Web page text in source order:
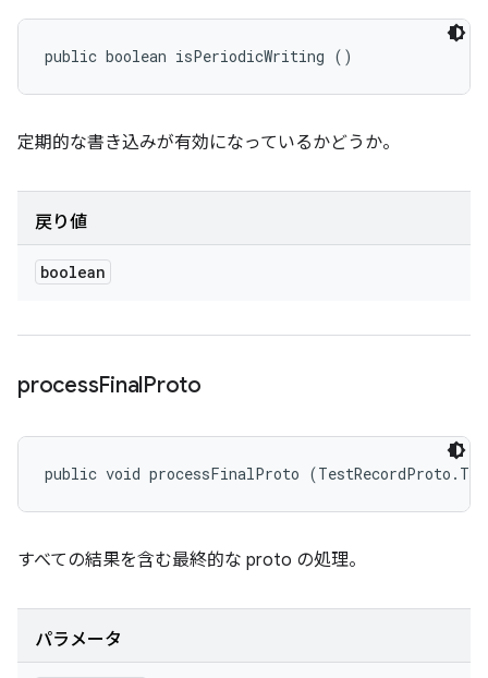
public boolean isPeriodicWriting ()
定期的な書き込みが有効になっているかどうか。
戻り値
boolean
processFinalProto
public void processFinalProto
すべての結果を含む最終的な proto の処理。
パラメータ